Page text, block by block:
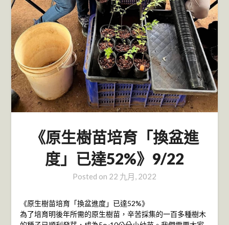
《原生樹苗培育「換盆進
度」已達52%》9/22
Posted on 22 九月, 2022
《原生樹苗培育「換盆進度」已達52%》
為了培育明後年所需的原生樹苗，辛苦採集的一百多種樹木